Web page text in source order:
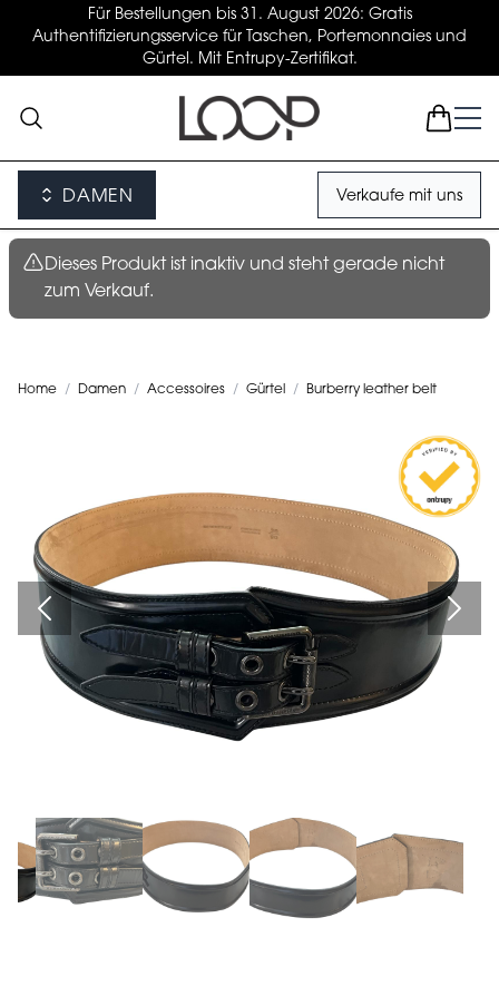
Für Bestellungen bis 31. August 2026: Gratis
Authentifizierungsservice für Taschen, Portemonnaies und
Gürtel. Mit Entrupy-Zertifikat.
DAMEN Verkaufe mit uns
Dieses Produkt ist inaktiv und steht gerade nicht
zum Verkauf.
Home / Damen / Accessoires / Gürtel / Burberry leather belt